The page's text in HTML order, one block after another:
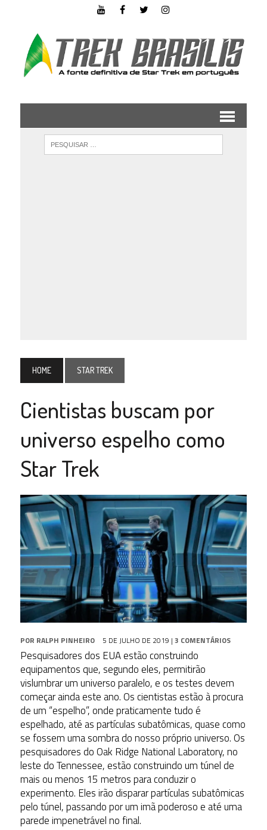
HOME STAR TREK
Cientistas buscam por
universo espelho como
Star Trek
POR RALPH PINHEIRO 5 DE JULHO DE 2019 | 3 COMENTÁRIOS
Pesquisadores dos EUA estão construindo
equipamentos que, segundo eles, permitirão
vislumbrar um universo paralelo, e os testes devem
começar ainda este ano. Os cientistas estão à procura
de um “espelho”, onde praticamente tudo é
espelhado, até as partículas subatômicas, quase como
se fossem uma sombra do nosso próprio universo. Os
pesquisadores do Oak Ridge National Laboratory, no
leste do Tennessee, estão construindo um túnel de
mais ou menos 15 metros para conduzir o
experimento. Eles irão disparar partículas subatômicas
pelo túnel, passando por um imã poderoso e até uma
parede impenetrável no final.